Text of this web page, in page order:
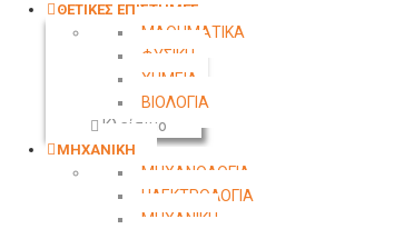
ΘΕΤΙΚΕΣ ΕΠΙΣΤΗΜΕΣ
ΜΑΘΗΜΑΤΙΚΑ
ΦΥΣΙΚΗ
ΧΗΜΕΙΑ
ΒΙΟΛΟΓΙΑ
Κλείσιμο
ΜΗΧΑΝΙΚΗ
ΜΗΧΑΝΟΛΟΓΙΑ
ΗΛΕΚΤΡΟΛΟΓΙΑ
ΜΗΧΑΝΙΚΗ